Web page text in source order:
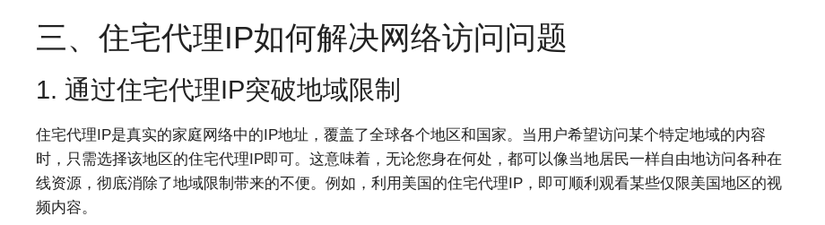
三、住宅代理IP如何解决网络访问问题
1. 通过住宅代理IP突破地域限制
住宅代理IP是真实的家庭网络中的IP地址，覆盖了全球各个地区和国家。当用户希望访问某个特定地域的内容
时，只需选择该地区的住宅代理IP即可。这意味着，无论您身在何处，都可以像当地居民一样自由地访问各种在
线资源，彻底消除了地域限制带来的不便。例如，利用美国的住宅代理IP，即可顺利观看某些仅限美国地区的视
频内容。